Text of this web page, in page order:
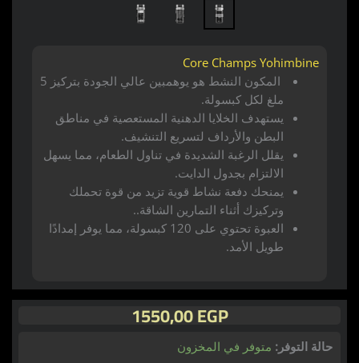
Core Champs Yohimbine
المكون النشط هو يوهمبين عالي الجودة بتركيز 5
ملغ لكل كبسولة.
يستهدف الخلايا الدهنية المستعصية في مناطق
البطن والأرداف لتسريع التنشيف.
يقلل الرغبة الشديدة في تناول الطعام، مما يسهل
الالتزام بجدول الدايت.
يمنحك دفعة نشاط قوية تزيد من قوة تحملك
وتركيزك أثناء التمارين الشاقة..
العبوة تحتوي على 120 كبسولة، مما يوفر إمدادًا
طويل الأمد.
1550,00EGP
حالة التوفر: متوفر في المخزون
كور